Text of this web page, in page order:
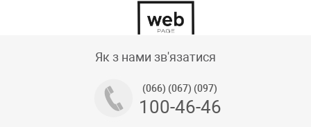
Як з нами зв'язатися
(066) (067) (097)
100-46-46